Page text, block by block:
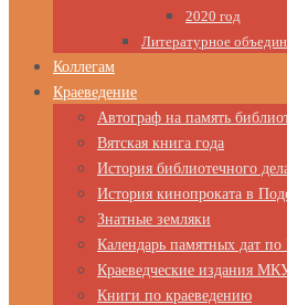
2020 год
Литературное
Коллегам
Краеведение
Автограф на память
Вятская книга года
История библиотечного
История кинопроката в
Знатные земляки
Календарь памятных дат
Краеведческие издания
Книги по краеведению